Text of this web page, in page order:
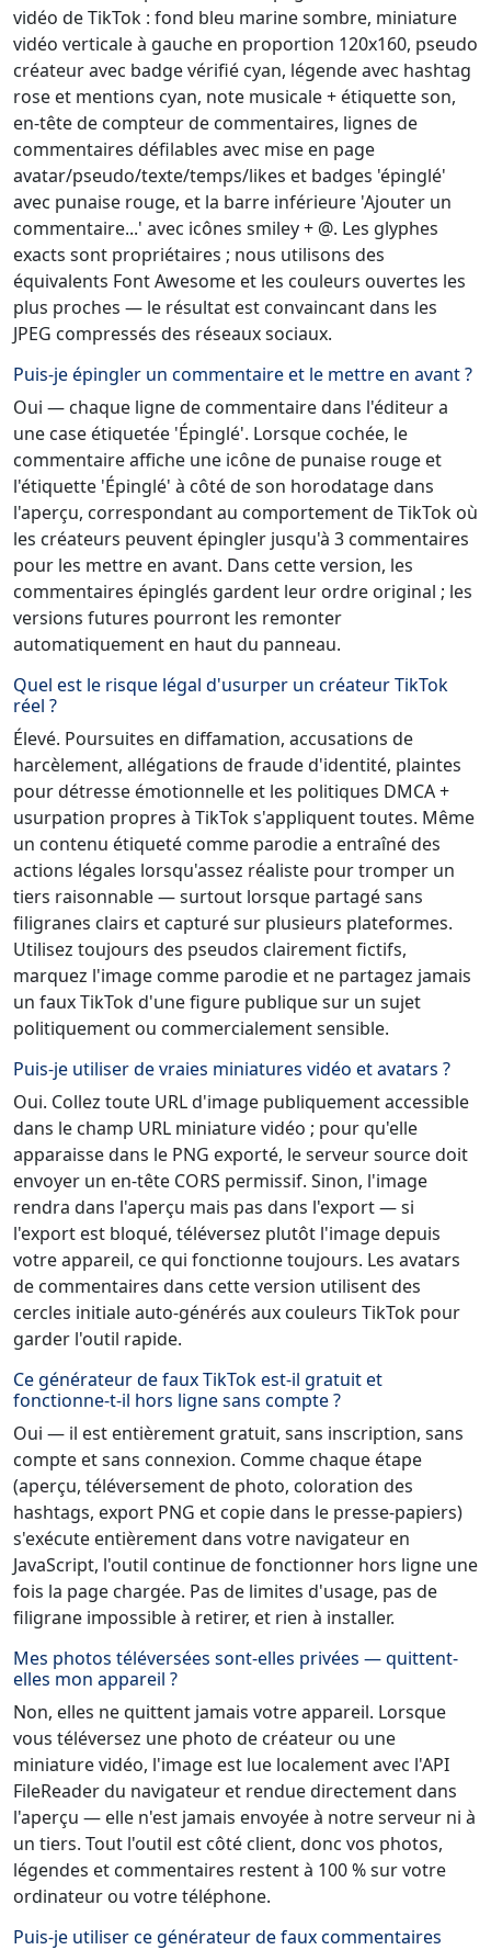
vidéo de TikTok : fond bleu marine sombre, miniature
vidéo verticale à gauche en proportion 120x160, pseudo
créateur avec badge vérifié cyan, légende avec hashtag
rose et mentions cyan, note musicale + étiquette son,
en-tête de compteur de commentaires, lignes de
commentaires défilables avec mise en page
avatar/pseudo/texte/temps/likes et badges 'épinglé'
avec punaise rouge, et la barre inférieure 'Ajouter un
commentaire...' avec icônes smiley + @. Les glyphes
exacts sont propriétaires ; nous utilisons des
équivalents Font Awesome et les couleurs ouvertes les
plus proches — le résultat est convaincant dans les
JPEG compressés des réseaux sociaux.
Puis-je épingler un commentaire et le mettre en avant ?
Oui — chaque ligne de commentaire dans l'éditeur a
une case étiquetée 'Épinglé'. Lorsque cochée, le
commentaire affiche une icône de punaise rouge et
l'étiquette 'Épinglé' à côté de son horodatage dans
l'aperçu, correspondant au comportement de TikTok où
les créateurs peuvent épingler jusqu'à 3 commentaires
pour les mettre en avant. Dans cette version, les
commentaires épinglés gardent leur ordre original ; les
versions futures pourront les remonter
automatiquement en haut du panneau.
Quel est le risque légal d'usurper un créateur TikTok
réel ?
Élevé. Poursuites en diffamation, accusations de
harcèlement, allégations de fraude d'identité, plaintes
pour détresse émotionnelle et les politiques DMCA +
usurpation propres à TikTok s'appliquent toutes. Même
un contenu étiqueté comme parodie a entraîné des
actions légales lorsqu'assez réaliste pour tromper un
tiers raisonnable — surtout lorsque partagé sans
filigranes clairs et capturé sur plusieurs plateformes.
Utilisez toujours des pseudos clairement fictifs,
marquez l'image comme parodie et ne partagez jamais
un faux TikTok d'une figure publique sur un sujet
politiquement ou commercialement sensible.
Puis-je utiliser de vraies miniatures vidéo et avatars ?
Oui. Collez toute URL d'image publiquement accessible
dans le champ URL miniature vidéo ; pour qu'elle
apparaisse dans le PNG exporté, le serveur source doit
envoyer un en-tête CORS permissif. Sinon, l'image
rendra dans l'aperçu mais pas dans l'export — si
l'export est bloqué, téléversez plutôt l'image depuis
votre appareil, ce qui fonctionne toujours. Les avatars
de commentaires dans cette version utilisent des
cercles initiale auto-générés aux couleurs TikTok pour
garder l'outil rapide.
Ce générateur de faux TikTok est-il gratuit et
fonctionne-t-il hors ligne sans compte ?
Oui — il est entièrement gratuit, sans inscription, sans
compte et sans connexion. Comme chaque étape
(aperçu, téléversement de photo, coloration des
hashtags, export PNG et copie dans le presse-papiers)
s'exécute entièrement dans votre navigateur en
JavaScript, l'outil continue de fonctionner hors ligne une
fois la page chargée. Pas de limites d'usage, pas de
filigrane impossible à retirer, et rien à installer.
Mes photos téléversées sont-elles privées — quittent-
elles mon appareil ?
Non, elles ne quittent jamais votre appareil. Lorsque
vous téléversez une photo de créateur ou une
miniature vidéo, l'image est lue localement avec l'API
FileReader du navigateur et rendue directement dans
l'aperçu — elle n'est jamais envoyée à notre serveur ni à
un tiers. Tout l'outil est côté client, donc vos photos,
légendes et commentaires restent à 100 % sur votre
ordinateur ou votre téléphone.
Puis-je utiliser ce générateur de faux commentaires